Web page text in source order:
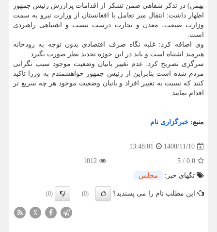
بهمن) در تذکر شفاهی ضمن تشکر از اقدامات پرارزش رئیس جمهور
اظهار داشت: انتقال میز تعامل با افغانستان از وزارت نیرو به سمت
وزارت صنعت، معدن و تجارت درست نیست و اشتباهی راهبردی
است.
وی اضافه کرد: غلبه نگاه صرف اقتصادی بدون توجه به رودخانه
هیرمند اشتباه است و باید در این حوزه تجدید نظر صورت بگیرد.
سرگزی تصریح کرد: عدم تغییر بانیان وضعیت موجود سبب نگرانی
مردم شده است بنابراین از رئیس جمهور خواهشمندم به وزرا تاکید
کنند که نسبت به تغییر افراد و بانیان وضعیت موجود هر چه سریع تر
اقدام نمایند.
منبع: خبرگزاری نام
1400/11/10
13:48:01
0.0
/
5
1012
تگهای خبر:
مجلس
این مطلب نام را می پسندید؟ (0)
(0)
X